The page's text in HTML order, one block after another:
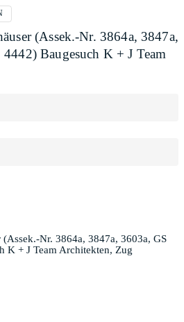
(Assek.-Nr. 3864a, 3847a,
Baugesuch K + J Team
Nr. 3864a, 3847a, 3603a, GS
K + J Team Architekten, Zug